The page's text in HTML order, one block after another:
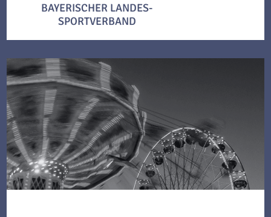
BAYERISCHER LANDES-
SPORTVERBAND